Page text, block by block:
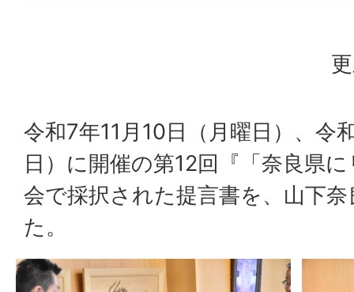
令和7年11月10日（月曜日）、令
日）に開催の第12回『「奈良県
会で採択された提言書を、山下
た。